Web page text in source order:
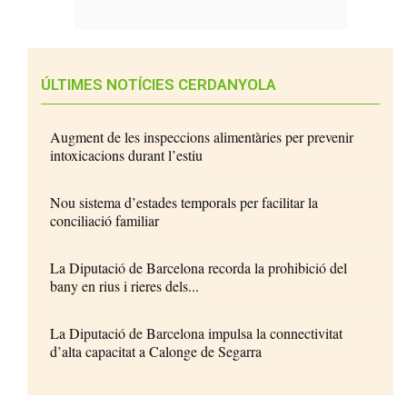
ÚLTIMES NOTÍCIES CERDANYOLA
Augment de les inspeccions alimentàries per prevenir
intoxicacions durant l’estiu
Nou sistema d’estades temporals per facilitar la
conciliació familiar
La Diputació de Barcelona recorda la prohibició del
bany en rius i rieres dels...
La Diputació de Barcelona impulsa la connectivitat
d’alta capacitat a Calonge de Segarra